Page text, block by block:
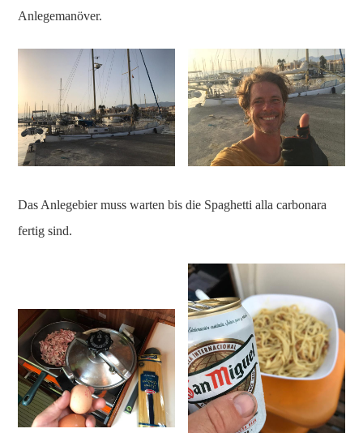
Anlegemanöver.
Das Anlegebier muss warten bis die Spaghetti alla carbonara
fertig sind.